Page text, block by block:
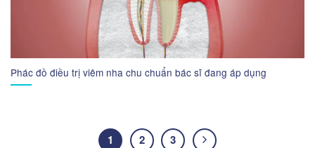
Phác đồ điều trị viêm nha chu chuẩn bác sĩ đang áp dụng
1 2 3